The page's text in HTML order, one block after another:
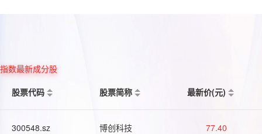
指数最新成分股
股票代码
股票简称 最新价(元)
300548.sz 博创科技 77.40